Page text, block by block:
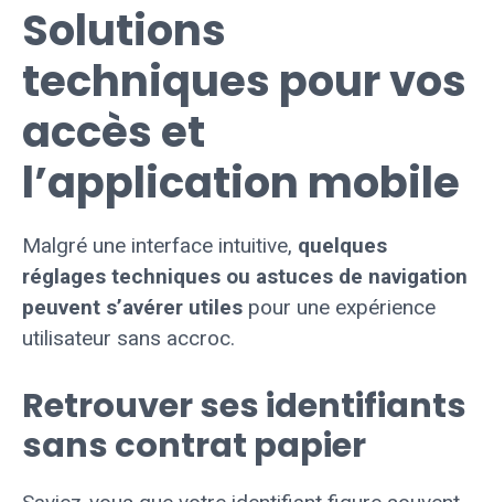
Solutions
techniques pour vos
accès et
l’application mobile
Malgré une interface intuitive, quelques
réglages techniques ou astuces de navigation
peuvent s’avérer utiles pour une expérience
utilisateur sans accroc.
Retrouver ses identifiants
sans contrat papier